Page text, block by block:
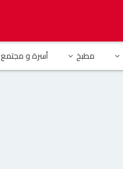
مطبخ أسرة و مجتمع